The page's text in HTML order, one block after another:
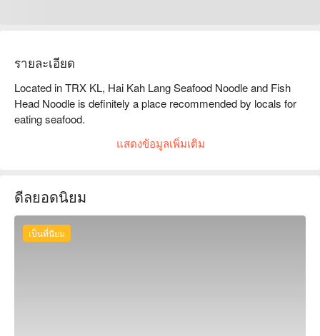
รายละเอียด
Located in TRX KL, Hai Kah Lang Seafood Noodle and Fish
Head Noodle is definitely a place recommended by locals for
eating seafood.
As soon as you enter, you can see more than 30 kinds of
seafood; crab, prawn, fillet, octopus, lala, cockle etc.
also choose clear soup or tomato, and then choose your
favorite noodles.
แสดงข้อมูลเพิ่มเติม
ดีลยอดนิยม
เป็นที่นิยม